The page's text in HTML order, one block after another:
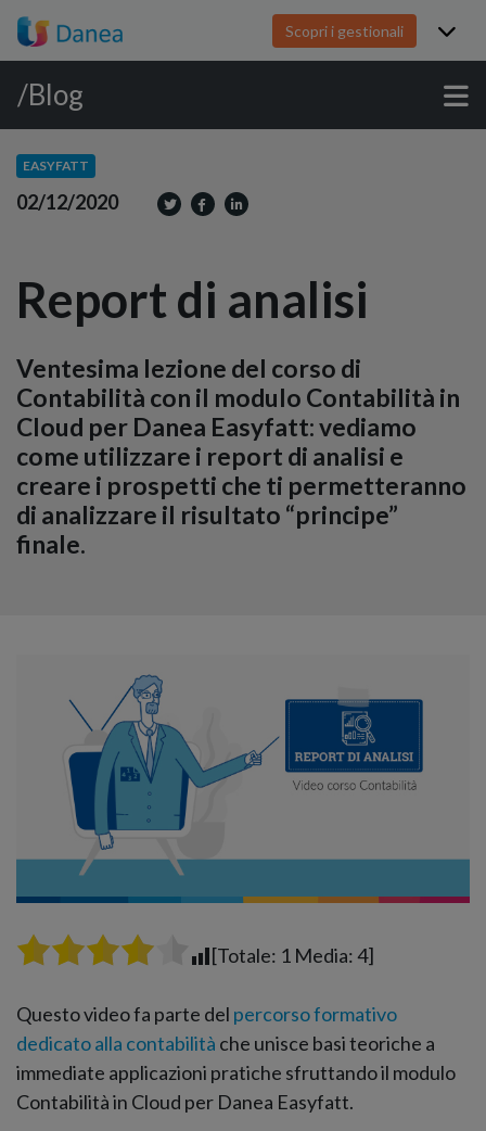
Scopri i gestionali
/Blog
EASYFATT
02/12/2020
Report di analisi
Ventesima lezione del corso di
Contabilità con il modulo Contabilità in
Cloud per Danea Easyfatt: vediamo
come utilizzare i report di analisi e
creare i prospetti che ti permetteranno
di analizzare il risultato “principe”
finale.
[Totale: 1 Media:4]
Questo video fa parte del percorso formativo
dedicato alla contabilità che unisce basi teoriche a
immediate applicazioni pratiche sfruttando il modulo
Contabilità in Cloud per Danea Easyfatt.